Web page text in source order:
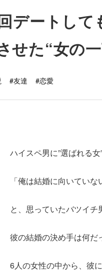
デートし
せた“女の
#友達 #恋愛
ハイスペ男に”選ばれる
「俺は結婚に向いてい
と、思っていたバツイチ
彼の結婚の決め手は何
6人の女性の中から、彼